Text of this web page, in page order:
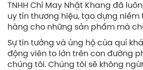
TNHH Chỉ May Nhật Khang đã
uy tín thương hiệu, tạo dựng niềm
hàng cho những sản phẩm mà
Sự tin tưởng và ủng hộ của quí
động viên to lớn trên con đường
chúng tôi. Chúng tôi sẽ không